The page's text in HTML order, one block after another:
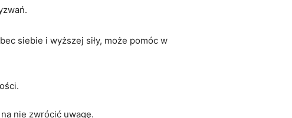
siebie i wyższej siły, może pomóc w
nie zwrócić uwagę.